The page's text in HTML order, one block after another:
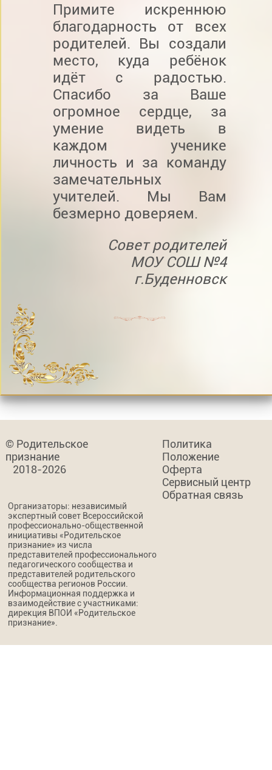
Примите искреннюю
благодарность от всех
родителей. Вы создали
место, куда ребёнок
идёт с радостью.
Спасибо за Ваше
огромное сердце, за
умение видеть в
каждом ученике
личность и за команду
замечательных
учителей. Мы Вам
безмерно доверяем.
Совет родителей
МОУ СОШ №4
г.Буденновск
© Родительское
признание
2018-2026
Политика
Положение
Оферта
Сервисный центр
Обратная связь
Организаторы: независимый
экспертный совет Всероссийской
профессионально-общественной
инициативы «Родительское
признание» из числа
представителей профессионального
педагогического сообщества и
представителей родительского
сообщества регионов России.
Информационная поддержка и
взаимодействие с участниками:
дирекция ВПОИ «Родительское
признание».